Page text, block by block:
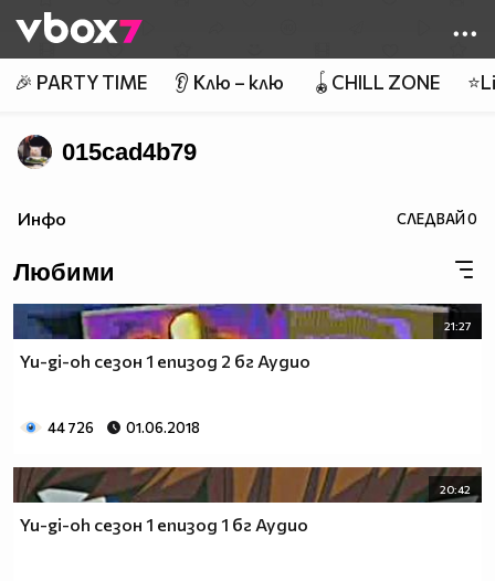
👾
🎉 PARTY TIME 👂 Клю – клю 🪀CHILL ZONE
015cad4b79
Инфо СЛЕДВАЙ0
Любими
21:27
Yu-gi-oh сезон 1 епизод 2 бг Аудио
44 726 01.06.2018
20:42
Yu-gi-oh сезон 1 епизод 1 бг Аудио